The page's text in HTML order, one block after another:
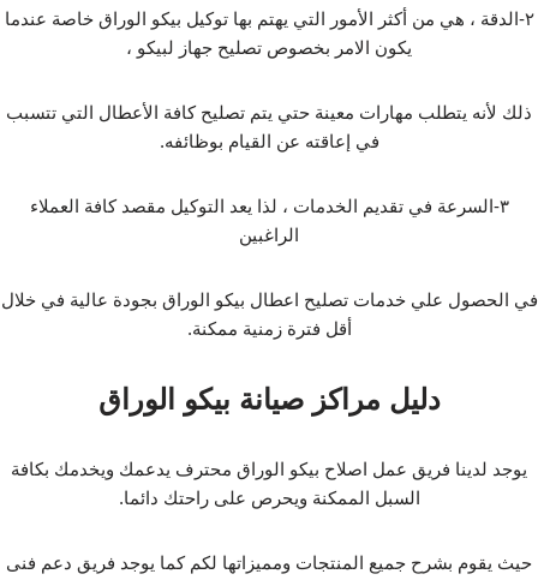
٢-الدقة ، هي من أكثر الأمور التي يهتم بها توكيل بيكو الوراق خاصة عندما
يكون الامر بخصوص تصليح جهاز لبيكو ،
ذلك لأنه يتطلب مهارات معينة حتي يتم تصليح كافة الأعطال التي تتسبب
في إعاقته عن القيام بوظائفه.
٣-السرعة في تقديم الخدمات ، لذا يعد التوكيل مقصد كافة العملاء
الراغبين
في الحصول علي خدمات تصليح اعطال بيكو الوراق بجودة عالية في خلال
أقل فترة زمنية ممكنة.
دليل مراكز صيانة بيكو الوراق
يوجد لدينا فريق عمل اصلاح بيكو الوراق محترف يدعمك ويخدمك بكافة
السبل الممكنة ويحرص على راحتك دائما.
حيث يقوم بشرح جميع المنتجات ومميزاتها لكم كما يوجد فريق دعم فنى